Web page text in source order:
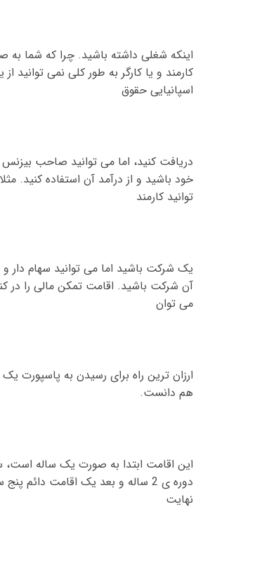
اینکه شغلی داشته باشید. چرا که شما به
کارمند و یا کارگر به طور کلی نمی توانید
اسپانیایی حقوق
دریافت کنید، اما می توانید صاحب
خود باشید و از درآمد آن استفاده کنید.
توانید کارمند
یک شرکت باشید اما می توانید سهام
آن شرکت باشید. اقامت تمکن مالی را در
می توان
ارزان ترین راه برای رسیدن به پاسپورت
هم دانست.
این اقامت ابتدا به صورت یک ساله
دوره ی 2 ساله و بعد یک اقامت دائم پنج
نهایت